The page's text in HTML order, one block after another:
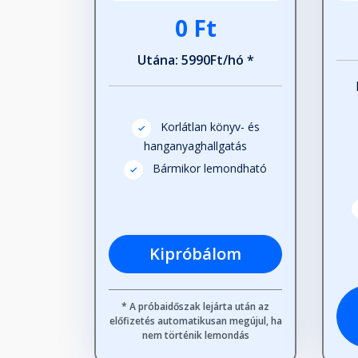
Fejezet hossza: 00:11:54
A siker törvénye
Fejezet hossza: 00:09:36
A mesterséges
0 Ft
Utána: 5990Ft/hó *
Korlátlan könyv- és
hanganyaghallgatás
Bármikor lemondható
Kipróbálom
* A próbaidőszak lejárta után az
előfizetés automatikusan megújul, ha
nem történik lemondás